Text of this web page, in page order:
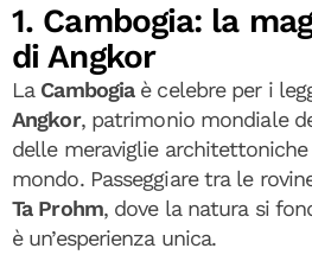
1. Cambogia: la
di Angkor
La Cambogiaè celebre per i
Angkor, patrimonio mondiale
delle meraviglie
mondo. Passeggiare tra le
Ta Prohm, dove la natura si
è un’esperienza unica.